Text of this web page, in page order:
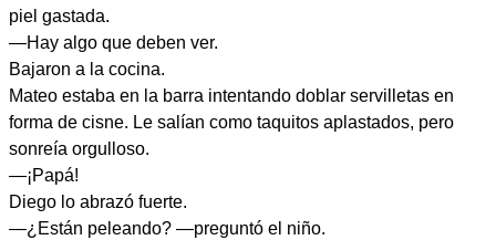
piel gastada.
—Hay algo que deben ver.
Bajaron a la cocina.
Mateo estaba en la barra intentando doblar servilletas en
forma de cisne. Le salían como taquitos aplastados, pero
sonreía orgulloso.
—¡Papá!
Diego lo abrazó fuerte.
—¿Están peleando? —preguntó el niño.